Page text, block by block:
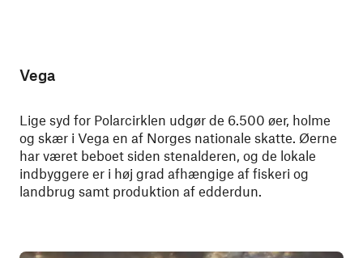
Vega
Lige syd for Polarcirklen udgør de 6.500 øer, holme
og skær i Vega en af Norges nationale skatte. Øerne
har været beboet siden stenalderen, og de lokale
indbyggere er i høj grad afhængige af fiskeri og
landbrug samt produktion af edderdun.